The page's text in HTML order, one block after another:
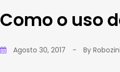
Como o uso
Agosto 30, 2017 - By